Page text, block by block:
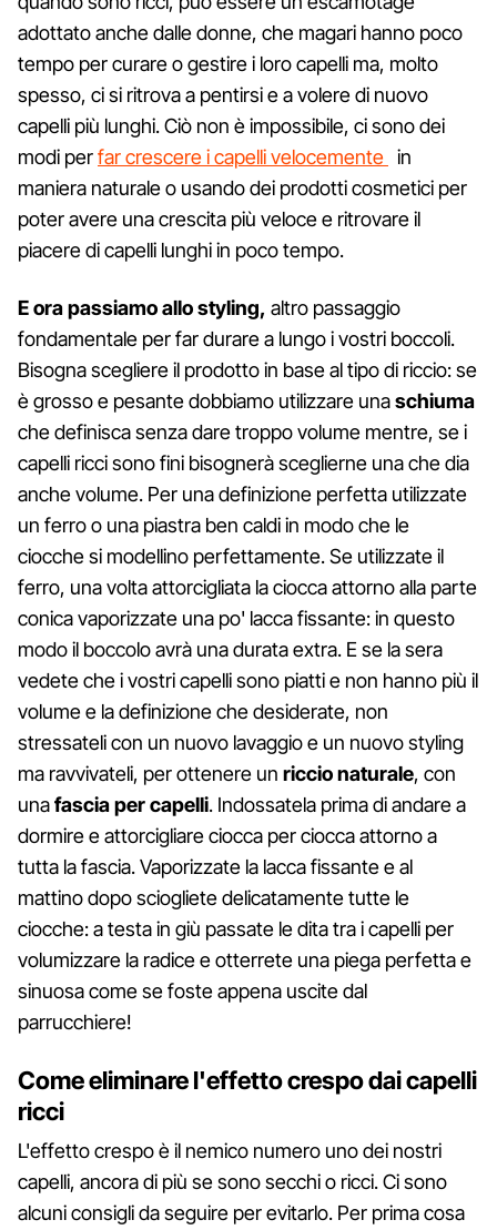
adottato anche dalle donne, che magari hanno poco
tempo per curare o gestire i loro capelli ma, molto
spesso, ci si ritrova a pentirsi e a volere di nuovo
capelli più lunghi. Ciò non è impossibile, ci sono dei
modi perfar crescere i capelli velocemente in
maniera naturale o usando dei prodotti cosmetici per
poter avere una crescita più veloce e ritrovare il
piacere di capelli lunghi in poco tempo.
E ora passiamo allo styling, altro passaggio
fondamentale per far durare a lungo i vostri boccoli.
Bisogna scegliere il prodotto in base al tipo di riccio: se
è grosso e pesante dobbiamo utilizzare unaschiuma
che definisca senza dare troppo volume mentre, se i
capelli ricci sono fini bisognerà sceglierne una che dia
anche volume. Per una definizione perfetta utilizzate
un ferro o una piastra ben caldi in modo che le
ciocche si modellino perfettamente. Se utilizzate il
ferro, una volta attorcigliata la ciocca attorno alla parte
conica vaporizzate una po' lacca fissante: in questo
modo il boccolo avrà una durata extra. E se la sera
vedete che i vostri capelli sono piatti e non hanno più il
volume e la definizione che desiderate, non
stressateli con un nuovo lavaggio e un nuovo styling
ma ravvivateli, per ottenere un riccio naturale, con
unafascia per capelli. Indossatela prima di andare a
dormire e attorcigliare ciocca per ciocca attorno a
tutta la fascia. Vaporizzate la lacca fissante e al
mattino dopo sciogliete delicatamente tutte le
ciocche: a testa in giù passate le dita tra i capelli per
volumizzare la radice e otterrete una piega perfetta e
sinuosa come se foste appena uscite dal
parrucchiere!
Come eliminare l'effetto crespo dai capelli
ricci
L'effetto crespo è il nemico numero uno dei nostri
capelli, ancora di più se sono secchi o ricci. Ci sono
alcuni consigli da seguire per evitarlo. Per prima cosa